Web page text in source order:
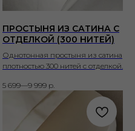
ПРОСТЫНЯ ИЗ САТИНА С
ОТДЕЛКОЙ (300 НИТЕЙ)
Однотонная простыня из сатина
плотностью 300 нитей с отделкой.
5 699—9 999 р.